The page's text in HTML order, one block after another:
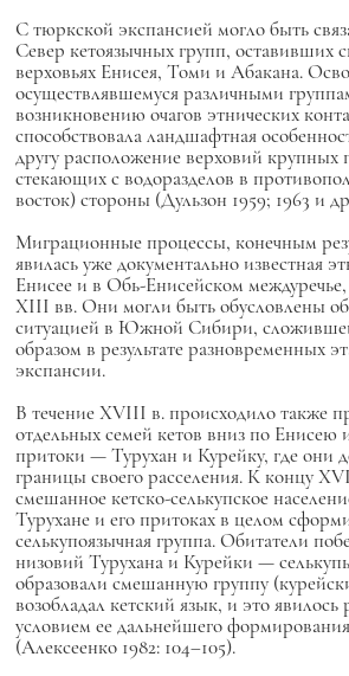
С тюркской экспансией могло быть
Север кетоязычных групп, оставивших
верховьях Енисея, Томи и Абакана.
осуществлявшемуся различными
возникновению очагов этнических
способствовала ландшафтная
другу расположение верховий крупных
стекающих с водоразделов в
восток) стороны (Дульзон 1959; 1963 и
Миграционные процессы, конечным
явилась уже документально известная
Енисее и в Обь-Енисейском
XIII вв. Они могли быть обусловлены
ситуацией в Южной Сибири,
образом в результате разновременных
экспансии.
В течение XVIII в. происходило также
отдельных семей кетов вниз по Енисею
притоки — Турухан и Курейку, где они
границы своего расселения. К концу
смешанное кетско-селькупское
Турухане и его притоках в целом
селькупоязычная группа. Обитатели
низовий Турухана и Курейки —
образовали смешанную группу
возобладал кетский язык, и это
условием ее дальнейшего
(Алексеенко 1982: 104–105).